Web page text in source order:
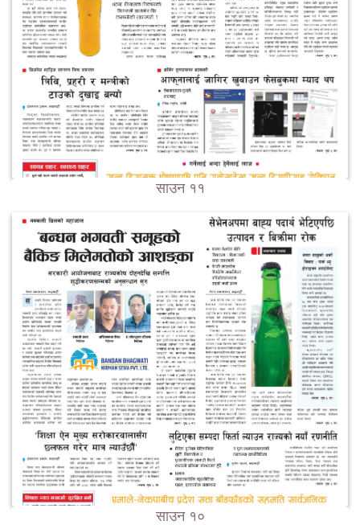
साउन ११
साउन १०